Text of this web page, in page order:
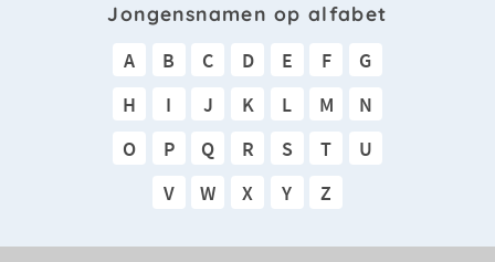
Jongensnamen op alfabet
A B C D E F
G
H
I J K L M
N
O
P Q R S T
U
V
W X Y Z